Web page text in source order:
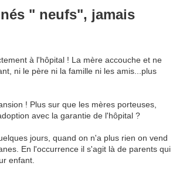
" neufs", jamais
à l'hôpital ! La mère accouche et ne
ni le père ni la famille ni les amis...plus
! Plus sur que les mères porteuses,
avec la garantie de l'hôpital ?
jours, quand on n'a plus rien on vend
En l'occurrence il s'agit là de parents qui
enfant.